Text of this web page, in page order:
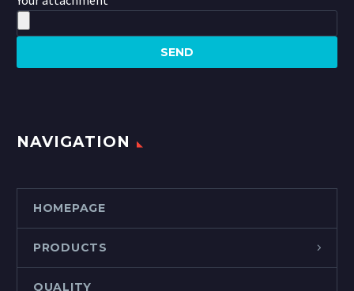
NAVIGATION
HOMEPAGE
PRODUCTS
QUALITY